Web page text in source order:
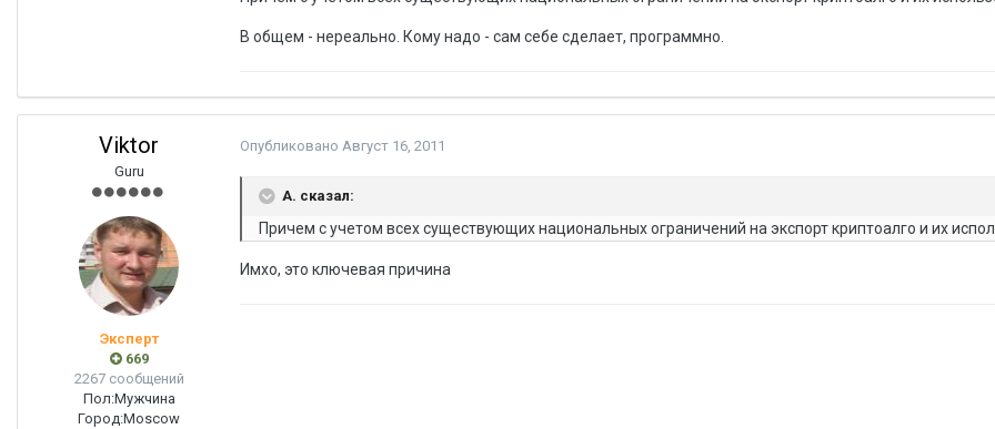
В общем - нереально. Кому надо - сам себе сделает, программно.
Viktor
Guru
Эксперт
669
2267 сообщений
Пол:Мужчина
Город:Moscow
Опубликовано Август 16, 2011
A. сказал:
Причем с учетом всех существующих национальных ограничений на экспорт криптоалго и их
Имхо, это ключевая причина